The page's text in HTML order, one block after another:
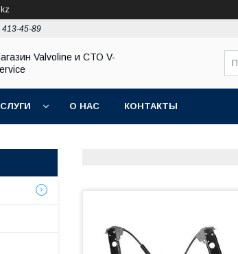
413-45-89
Valvoline и СТО V-
О НАС КОНТАКТЫ